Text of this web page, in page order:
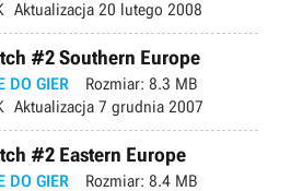
Aktualizacja 20 lutego 2008
#2 Southern Europe
DO GIER Rozmiar: 8.3 MB
Aktualizacja 7 grudnia 2007
#2 Eastern Europe
DO GIER Rozmiar: 8.4 MB